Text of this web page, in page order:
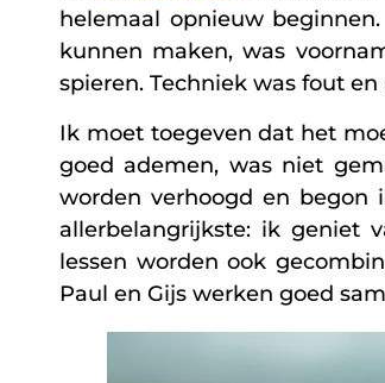
helemaal opnieuw
kunnen maken, was
spieren. Techniek was fout
Ik moet toegeven dat het
goed ademen, was niet
worden verhoogd en
allerbelangrijkste: ik geniet
lessen worden ook
Paul en Gijs werken goed